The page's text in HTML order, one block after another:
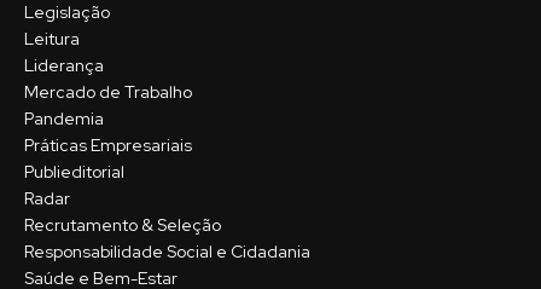
Legislação
Leitura
Liderança
Mercado de Trabalho
Pandemia
Práticas Empresariais
Publieditorial
Radar
Recrutamento & Seleção
Responsabilidade Social e Cidadania
Saúde e Bem-Estar